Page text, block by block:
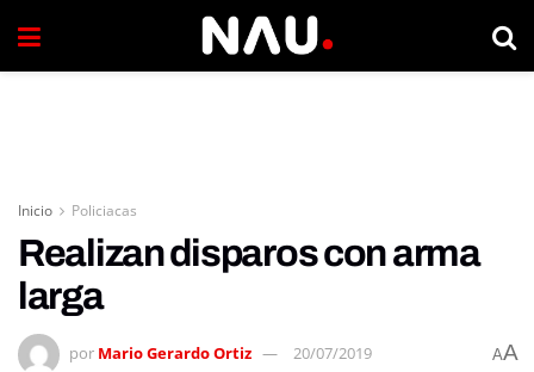
Inicio Policiacas
Realizan disparos con arma
larga
por Mario Gerardo Ortiz 20/07/2019 AA